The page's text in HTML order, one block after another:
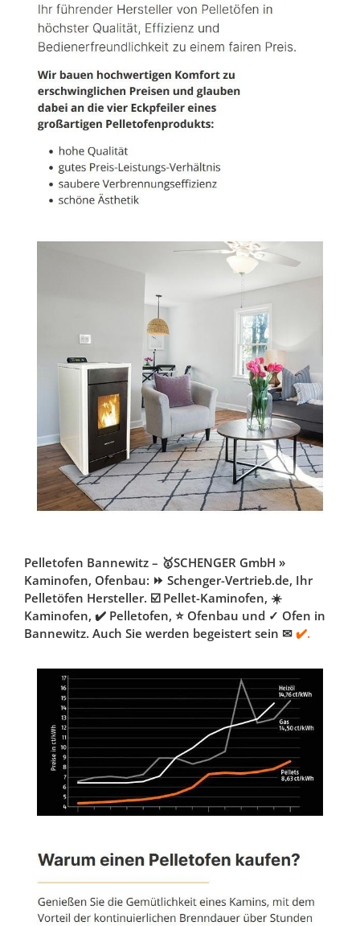
Pelletofen Bannewitz – 🥇SCHENGER GmbH »
Kaminofen, Ofenbau: ⏩ Schenger-Vertrieb.de, Ihr
Pelletöfen Hersteller. ☑️ Pellet-Kaminofen, ☀️
Kaminofen, ✔️ Pelletofen, ⭐ Ofenbau und ✓ Ofen in
Bannewitz. Auch Sie werden begeistert sein ✉ ✔️.